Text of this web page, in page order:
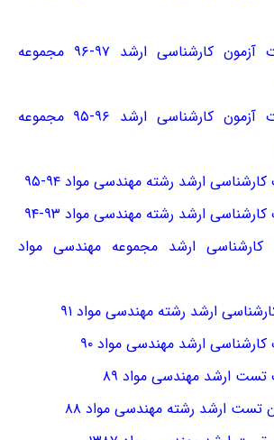
دانلود سوالات آزمون کارشناسی ارشد ۹۷-۹۶ مجموعه
دانلود سوالات آزمون کارشناسی ارشد ۹۶-۹۵ مجموعه
کارشناسی ارشد رشته مهندسی مواد ۹۴-۹۵
ارشد رشته مهندسی مواد ۹۳-۹۴
کارشناسی ارشد مجموعه مهندسی مواد
ارشد رشته مهندسی مواد ۹۱
کارشناسی ارشد مهندسی مواد ۹۰
تست ارشد مهندسی مواد ۸۹
تست ارشد رشته مهندسی مواد ۸۸